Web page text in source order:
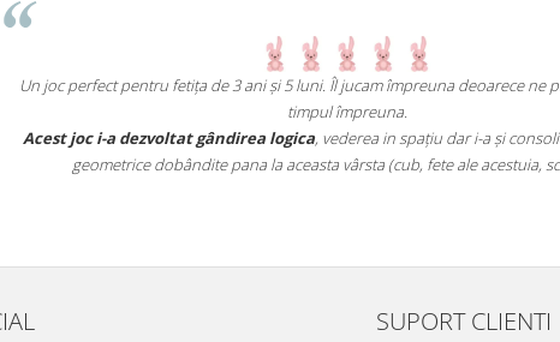
Un joc perfect pentru fetița de 3 ani și 5 luni. Îl jucam împreuna deoarece ne
timpul împreuna.
Acest joc i-a dezvoltat gândirea logica, vederea in spațiu dar i-a și
geometrice dobândite pana la aceasta vârsta (cub, fete ale acestuia,
SUPORT CLIENTI